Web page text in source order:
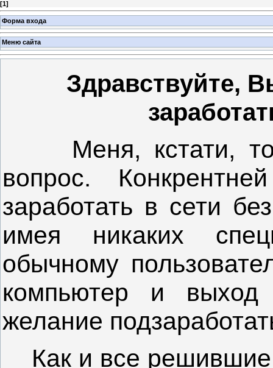
[1]
Форма входа
Меню сайта
Здравствуйте,
Меня, кстати,
вопрос.
заработать в сети
имея никаких
обычному
компьютер и
желание
Как и все решившие